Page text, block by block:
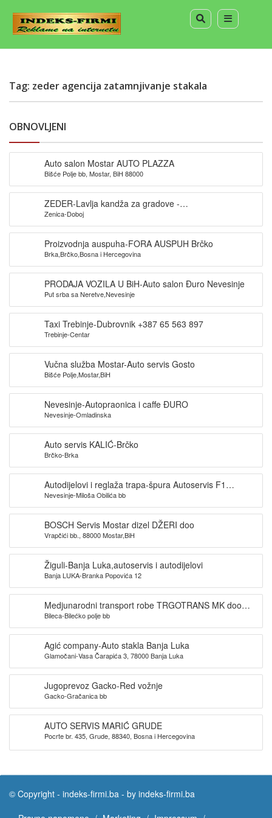
Tag: zeder agencija zatamnjivanje stakala
OBNOVLJENI
Auto salon Mostar AUTO PLAZZA
Bišće Polje bb, Mostar, BiH 88000
ZEDER-Lavlja kandža za gradove -
Zenica,Žepce,Maglaj,
Zenica-Doboj
Proizvodnja auspuha-FORA AUSPUH Brčko
Brka,Brčko,Bosna i Hercegovina
PRODAJA VOZILA U BiH-Auto salon Đuro Nevesinje
Put srba sa Neretve,Nevesinje
Taxi Trebinje-Dubrovnik +387 65 563 897
Trebinje-Centar
Vučna služba Mostar-Auto servis Gosto
Bišće Polje,Mostar,BiH
Nevesinje-Autopraonica i caffe ĐURO
Nevesinje-Omladinska
Auto servis KALIĆ-Brčko
Brčko-Brka
Autodijelovi i reglaža trapa-špura Autoservis F1
Nevesinje
Nevesinje-Miloša Obilića bb
BOSCH Servis Mostar dizel DŽERI doo
Vrapčići bb., 88000 Mostar,BiH
Žiguli-Banja Luka,autoservis i autodijelovi
Banja LUKA-Branka Popovića 12
Medjunarodni transport robe TRGOTRANS MK doo
Bileća
Bileca-Bilećko polje bb
Agić company-Auto stakla Banja Luka
Glamočani-Vasa Čarapića 3, 78000 Banja Luka
Jugoprevoz Gacko-Red vožnje
Gacko-Gračanica bb
AUTO SERVIS MARIĆ GRUDE
Pocrte br. 435, Grude, 88340, Bosna i Hercegovina
© Copyright - indeks-firmi.ba - by indeks-firmi.ba